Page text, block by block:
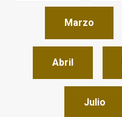
Marzo
Abril
Julio